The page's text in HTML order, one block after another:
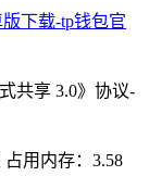
下载-tp钱包官
共享 3.0》协议-
用内存：3.58